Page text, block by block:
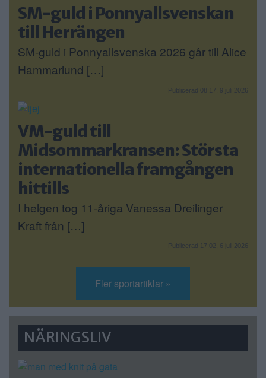
SM-guld i Ponnyallsvenskan
till Herrängen
SM-guld i Ponnyallsvenska 2026 går till Alice
Hammarlund […]
Publicerad 08:17, 9 juli 2026
VM-guld till
Midsommarkransen: Största
internationella framgången
hittills
I helgen tog 11-åriga Vanessa Dreilinger
Kraft från […]
Publicerad 17:02, 6 juli 2026
Fler sportartiklar »
NÄRINGSLIV